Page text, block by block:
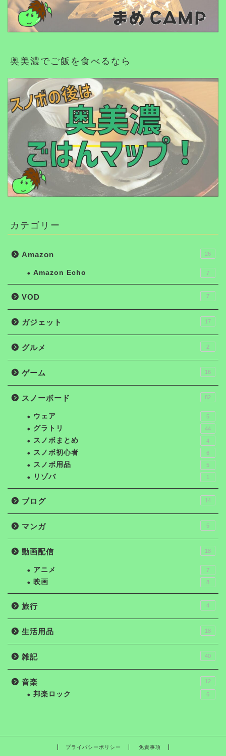
奥美濃でご飯を食べるなら
カテゴリー
Amazon 26
Amazon Echo 7
VOD 7
ガジェット 17
グルメ 2
ゲーム 16
スノーボード 82
ウェア 5
グラトリ 44
スノボまとめ 4
スノボ初心者 6
スノボ用品 5
リゾバ 1
ブログ 14
マンガ 5
動画配信 18
アニメ 7
映画 8
旅行 4
生活用品 18
雑記 40
音楽 12
邦楽ロック 6
プライバシーポリシー 免責事項